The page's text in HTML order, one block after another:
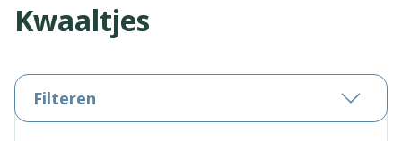
Kwaaltjes
Filteren